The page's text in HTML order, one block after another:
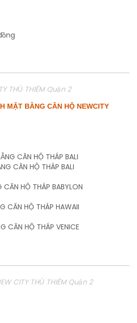
THỦ THIÊM Quận 2
MẶT BẰNG CĂN HỘ NEWCITY
CĂN HỘ THÁP BALI
CĂN HỘ THÁP BABYLON
CĂN HỘ THÁP HAWAII
CĂN HỘ THÁP VENICE
CITY THỦ THIÊM Quận 2